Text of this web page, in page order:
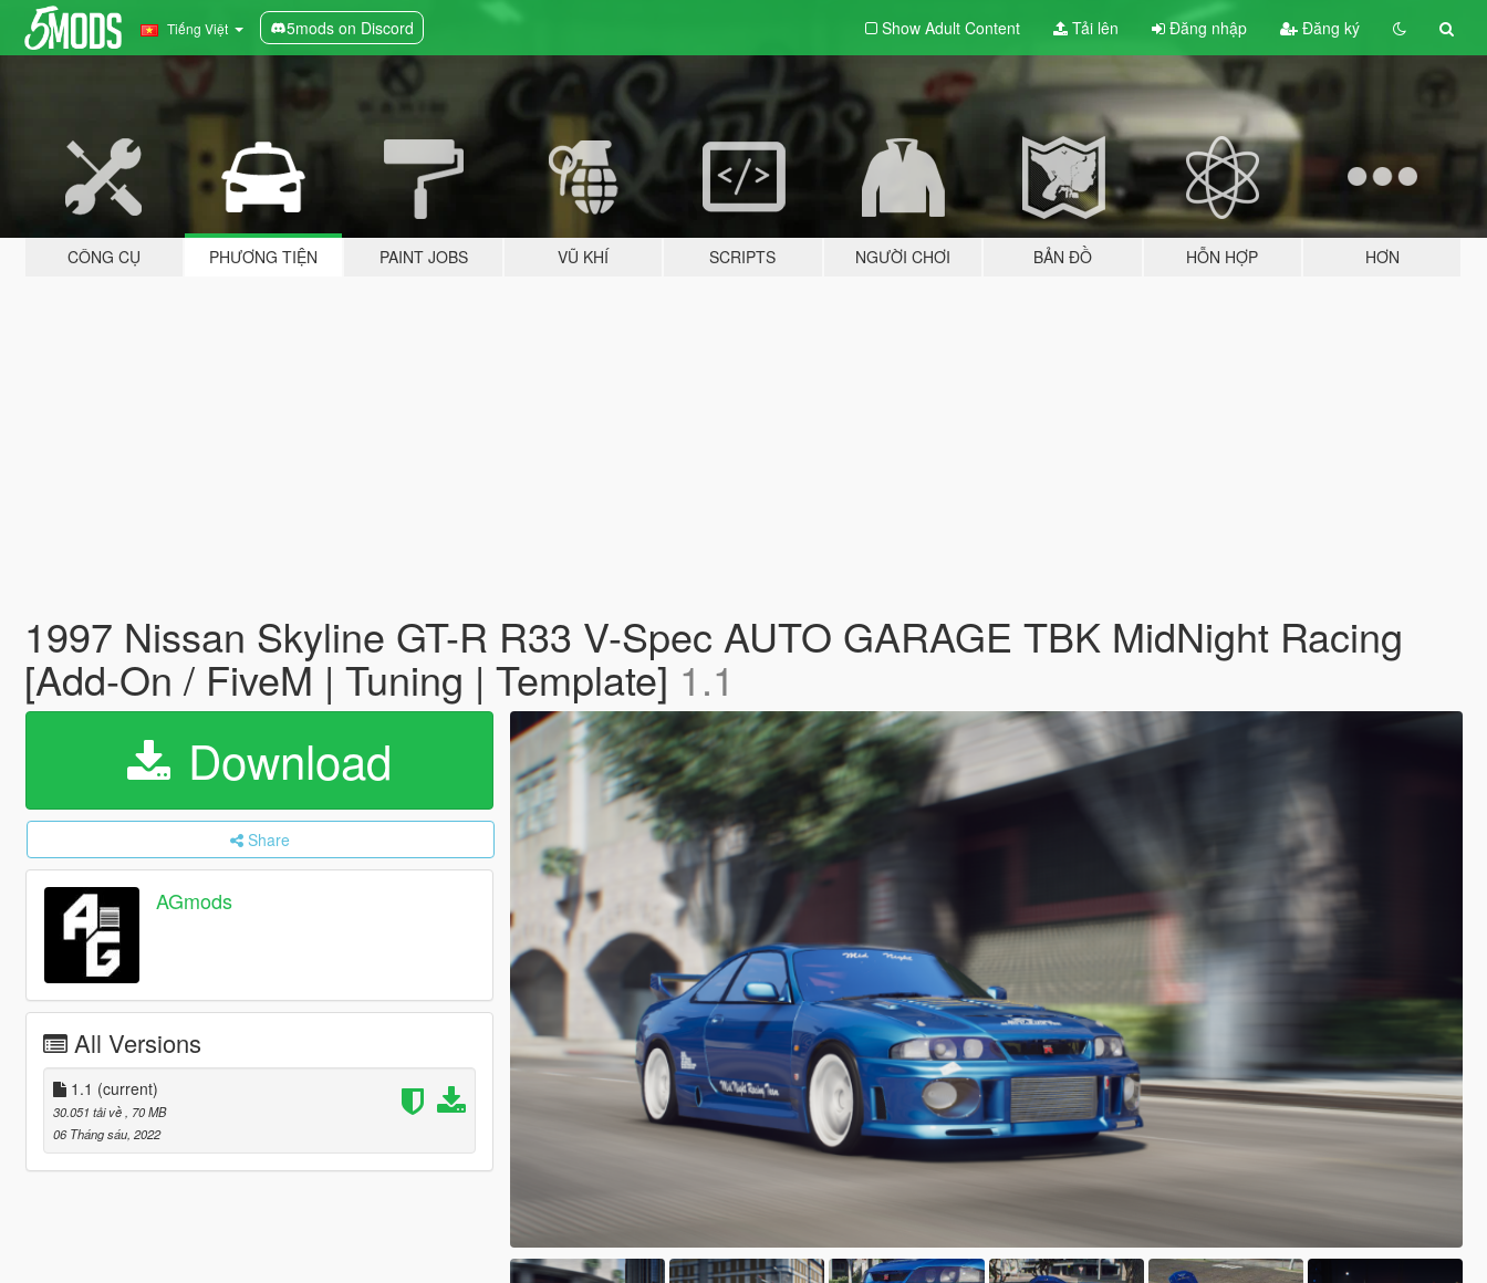
Tiếng Việt 5mods on Discord Show Adult Content Tải lên Đăng nhập Đăng ký
CÔNG CỤ PHƯƠNG TIỆN PAINT JOBS VŨ KHÍ SCRIPTS NGƯỜI CHƠI BẢN ĐỒ HỖN HỢP HƠN
1997 Nissan Skyline GT-R R33 V-Spec AUTO GARAGE TBK MidNight Racing
[Add-On / FiveM | Tuning | Template] 1.1
Download
Share
AGmods
All Versions
1.1 (current)
30.051 tải về
, 70 MB
06 Tháng sáu, 2022